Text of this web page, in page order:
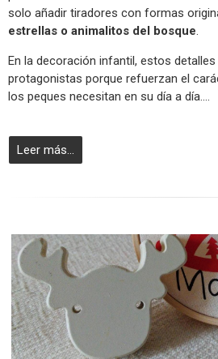
solo añadir tiradores con formas
estrellas o animalitos del bosque.
En la decoración infantil, estos
protagonistas porque refuerzan el
los peques necesitan en su día a día....
Leer más...